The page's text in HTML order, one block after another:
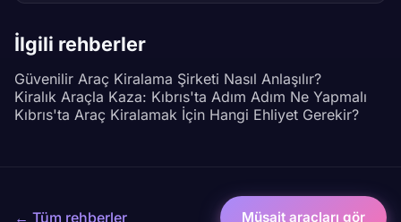
İlgili rehberler
Güvenilir Araç Kiralama Şirketi Nasıl Anlaşılır?
Kiralık Araçla Kaza: Kıbrıs'ta Adım Adım Ne Yapmalı
Kıbrıs'ta Araç Kiralamak İçin Hangi Ehliyet Gerekir?
← Tüm rehberler Müsait araçları gör